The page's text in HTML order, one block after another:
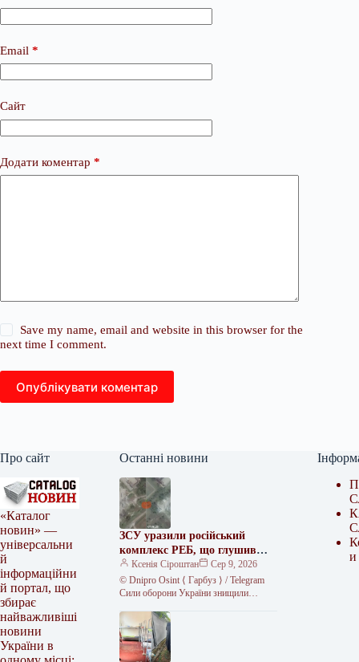
Email *
Сайт
Додати коментар *
Save my name, email and website in this browser for the
next time I comment.
Опублікувати коментар
Про сайт
«Каталог
новин» —
універсальни
й
інформаційни
й портал, що
збирає
найважливіші
новини
України в
Останні новини
ЗСУ уразили російський
комплекс РЕБ, що глушив
Starlink
Ксенія Сіроштан
Сер 9, 2026
© Dnipro Osint ⟨ Гарбуз ⟩ / Telegram
Сили оборони України знищили
боротьби «Волна Купол Гарант» на…
и